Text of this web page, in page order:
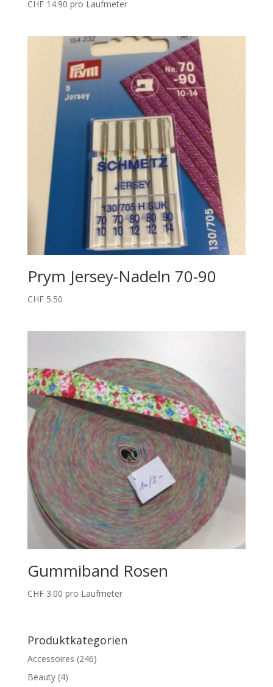
CHF14.90 pro Laufmeter
Prym Jersey-Nadeln 70-90
CHF5.50
Gummiband Rosen
CHF3.00 pro Laufmeter
Produktkategorien
Accessoires (246)
Beauty (4)